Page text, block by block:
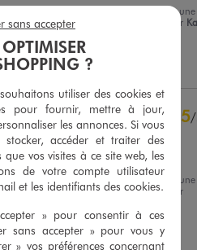
4
0
0
0
0
, suite à une
expérience du
par
C.
Utile (0)
5/
Avis vérifié et récompensé
J’adore 🥰
Avis du23/06/2026 , suite à une
expérience du10/06/2026
par
Utile(0) Signaler
?
utiliser des cookies et
pour fournir, mettre à jour,
les annonces. Si vous
stocker, accéder et traiter des
vos visites à ce site web, les
de votre compte utilisateur
et les identifiants des cookies.
» pour consentir à ces
sans accepter » pour vous y
» vos préférences concernant
sans accepter